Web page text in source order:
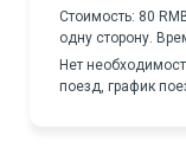
Стоимость: 80
одну сторону.
Нет
поезд, график